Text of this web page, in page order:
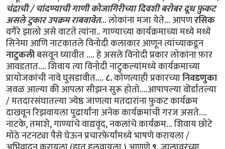
चंद्राची / चांदण्याची गाणी कोजागिरीच्या दिवशी बरोबर दूध फ़ुकट
असले टुकार उपक्रम राबवावेत... लोकांना मजा येते... आपणरसिक
वगैरे झालो असे वाटते त्यांना.. गाण्याच्या कार्यक्रमाच्या मध्ये मध्ये
सिनेमा आणि नाटकातले विनोदी कलाकार आणून त्यांच्याकडून
नाटुकलीबसवून घ्यावीत .... हे असले विनोदी प्रकार लोकांना फ़ार
आवडतात.... शिवाय त्या विनोदी नाटुकल्यांमध्ये कार्यक्रमाच्या
प्रायोजकांची नावे घुसडावीत....८.कोणत्याही प्रकारच्यानिवडणुका
जवळ आल्या की आपला सीझन सुरू होतो....आपापल्या वॊर्डातल्या
/ मतदारसंघातल्या ज्येष्ठ जाणत्या मतदारांना फ़ुकट कार्यक्रम
दाखवून रिझवायला पुढार्यांना अनेक कार्यक्रमांची गरज असते....
नाटके, तमाशे, गाण्यांचे वाद्यवृंद, नकलांचे कार्यक्रम... शिवाय छोटे
मोठे नटनट्या पैसे घेऊन प्रचारफ़ेर्यांमध्ये भाषणे करायला /